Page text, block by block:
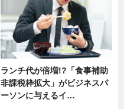
ランチ代が倍増!?「食事補助
非課税枠拡大」がビジネスパ
ーソンに与えるイ…